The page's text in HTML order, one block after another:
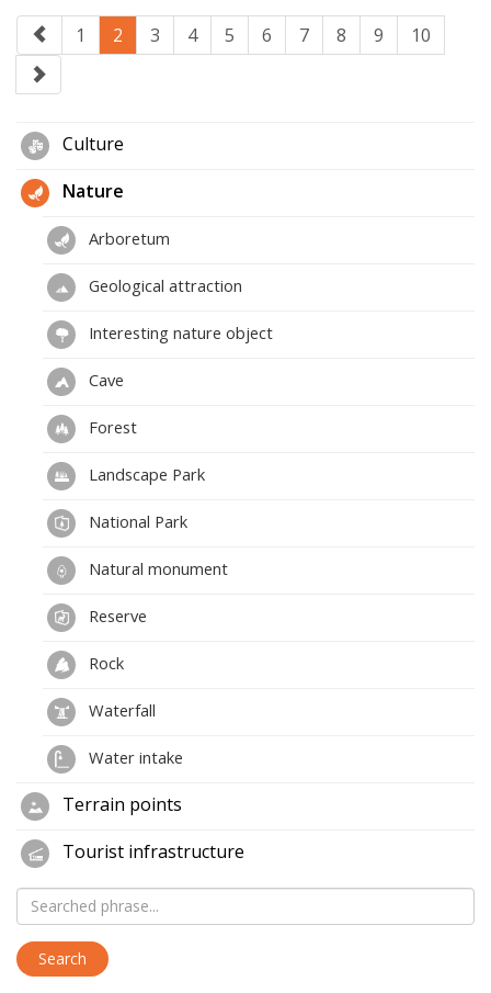
1 2 3 4 5 6 7 8 9 10
Culture
Nature
Arboretum
Geological attraction
Interesting nature object
Cave
Forest
Landscape Park
National Park
Natural monument
Reserve
Rock
Waterfall
Water intake
Terrain points
Tourist infrastructure